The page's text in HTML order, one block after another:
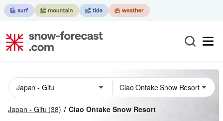
Japan - Gifu (38) Ciao Ontake Snow Resort